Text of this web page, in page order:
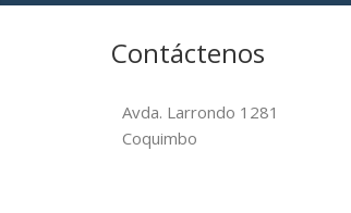
Contáctenos
Avda. Larrondo 1281
Coquimbo